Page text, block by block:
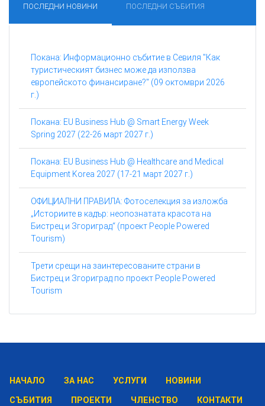
ПОСЛЕДНИ НОВИНИ ПОСЛЕДНИ СЪБИТИЯ
Покана: Информационно събитие в Севиля "Как
туристическият бизнес може да използва
европейското финансиране?" (09 октомври 2026
г.)
Покана: EU Business Hub @ Smart Energy Week
Spring 2027 (22-26 март 2027 г.)
Покана: EU Business Hub @ Healthcare and Medical
Equipment Korea 2027 (17-21 март 2027 г.)
ОФИЦИАЛНИ ПРАВИЛА: Фотоселекция за изложба
„Историите в кадър: неопознатата красота на
Бистрец и Згориград“ (проект People Powered
Tourism)
Трети срещи на заинтересованите страни в
Бистрец и Згориград по проект People Powered
Tourism
НАЧАЛО ЗА НАС УСЛУГИ
НОВИНИ
СЪБИТИЯ
ПРОЕКТИ ЧЛЕНСТВО КОНТАКТИ